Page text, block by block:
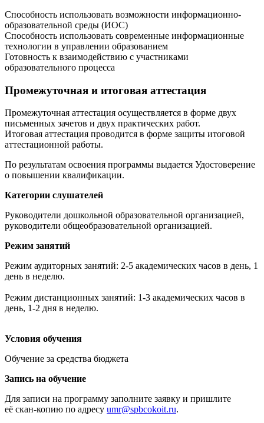
Способность использовать возможности информационно-
образовательной среды (ИОС)
Способность использовать современные информационные
технологии в управлении образованием
Готовность к взаимодействию с участниками
образовательного процесса
Промежуточная и итоговая аттестация
Промежуточная аттестация осуществляется в форме двух
письменных зачетов и двух практических работ.
Итоговая аттестация проводится в форме защиты итоговой
аттестационной работы.
По результатам освоения программы выдается Удостоверение
о повышении квалификации.
Категории слушателей
Руководители дошкольной образовательной организацией,
руководители общеобразовательной организацией.
Режим занятий
Режим аудиторных занятий: 2-5 академических часов в день, 1
день в неделю.
Режим дистанционных занятий: 1-3 академических часов в
день, 1-2 дня в неделю.
Условия обучения
Обучение за средства бюджета
Запись на обучение
Для записи на программу заполните заявку и пришлите
её скан-копию по адресу umr@spbcokoit.ru.